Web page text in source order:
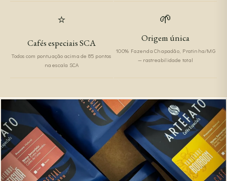
⭐
Cafés especiais SCA
Todos com pontuação acima de 85 pontos
na escala SCA
🌱
Origem única
100% Fazenda Chapadão, Pratinha/MG
— rastreabilidade total